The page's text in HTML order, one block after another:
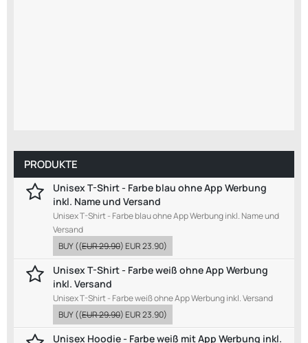
PRODUKTE
Unisex T-Shirt - Farbe blau ohne App Werbung
inkl. Name und Versand
Unisex T-Shirt - Farbe blau ohne App Werbung inkl. Name und
Versand
BUY((EUR 29.90)EUR 23.90)
Unisex T-Shirt - Farbe weiß ohne App Werbung
inkl. Versand
Unisex T-Shirt - Farbe weiß ohne App Werbung inkl. Versand
BUY((EUR 29.90)EUR 23.90)
Unisex Hoodie - Farbe weiß mit App Werbung inkl.